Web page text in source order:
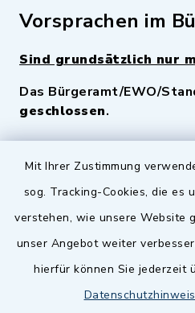
Mit Ihrer Zustimmung
sog. Tracking-Cookies, die es
verstehen, wie unsere Website
unser Angebot weiter
hierfür können Sie jederzeit
Vorsprachen im
Sind grundsätzlich nur
Das Bürgeramt/EWO/
geschlossen.
Quicklinks
Zenngrund Allianz
Dillenberggruppe